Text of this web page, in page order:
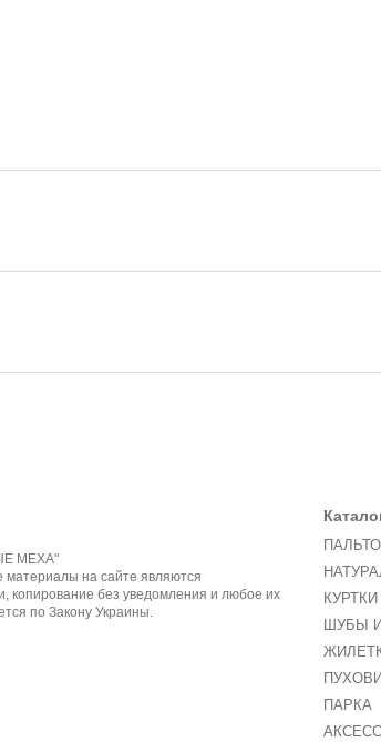
МЕХА"
материалы на сайте являются
копирование без уведомления и любое их
по Закону Украины.
ПАЛЬТО
КУРТКИ
ШУБЫ
ПАРКА